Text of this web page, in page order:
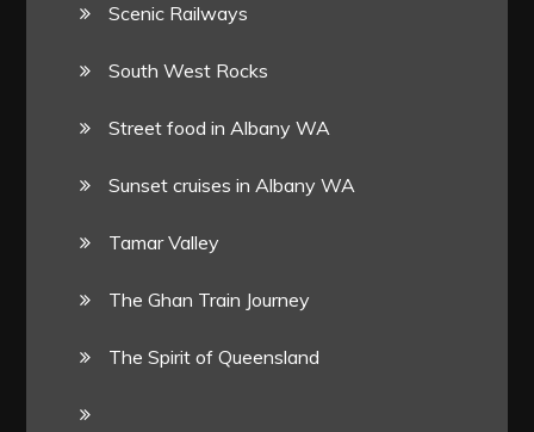
Scenic Railways
South West Rocks
Street food in Albany WA
Sunset cruises in Albany WA
Tamar Valley
The Ghan Train Journey
The Spirit of Queensland